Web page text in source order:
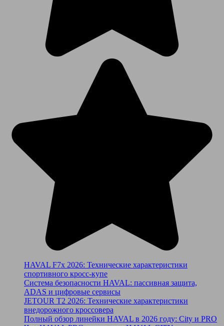
HAVAL F7x 2026: Технические характеристики
спортивного кросс-купе
Система безопасности HAVAL: пассивная защита,
ADAS и цифровые сервисы
JETOUR T2 2026: Технические характеристики
внедорожного кроссовера
Полный обзор линейки HAVAL в 2026 году: City и PRO